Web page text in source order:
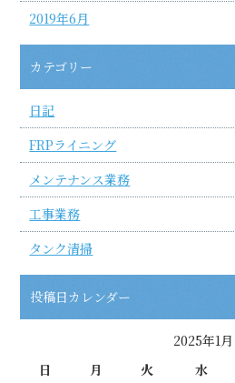
2019年6月
カテゴリー
日記
FRPライニング
メンテナンス業務
工事業務
タンク清掃
投稿日カレンダー
2025年1月
日
月 火 水